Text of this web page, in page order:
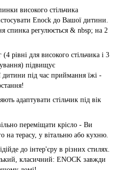
високого стільчика
Enock до Вашої дитини.
спинка регулюється & nbsp; на 2
(4 рівні для високого стільчика і 3
підвищує
дитини під час приймання їжі -
адаптувати стільчик під вік
переміщати крісло - Ви
на терасу, у вітальню або кухню.
до інтер'єру в різних стилях.
класичний: ENOCK завжди